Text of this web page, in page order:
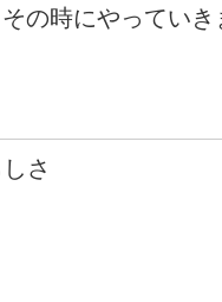
の時にやってい
さ